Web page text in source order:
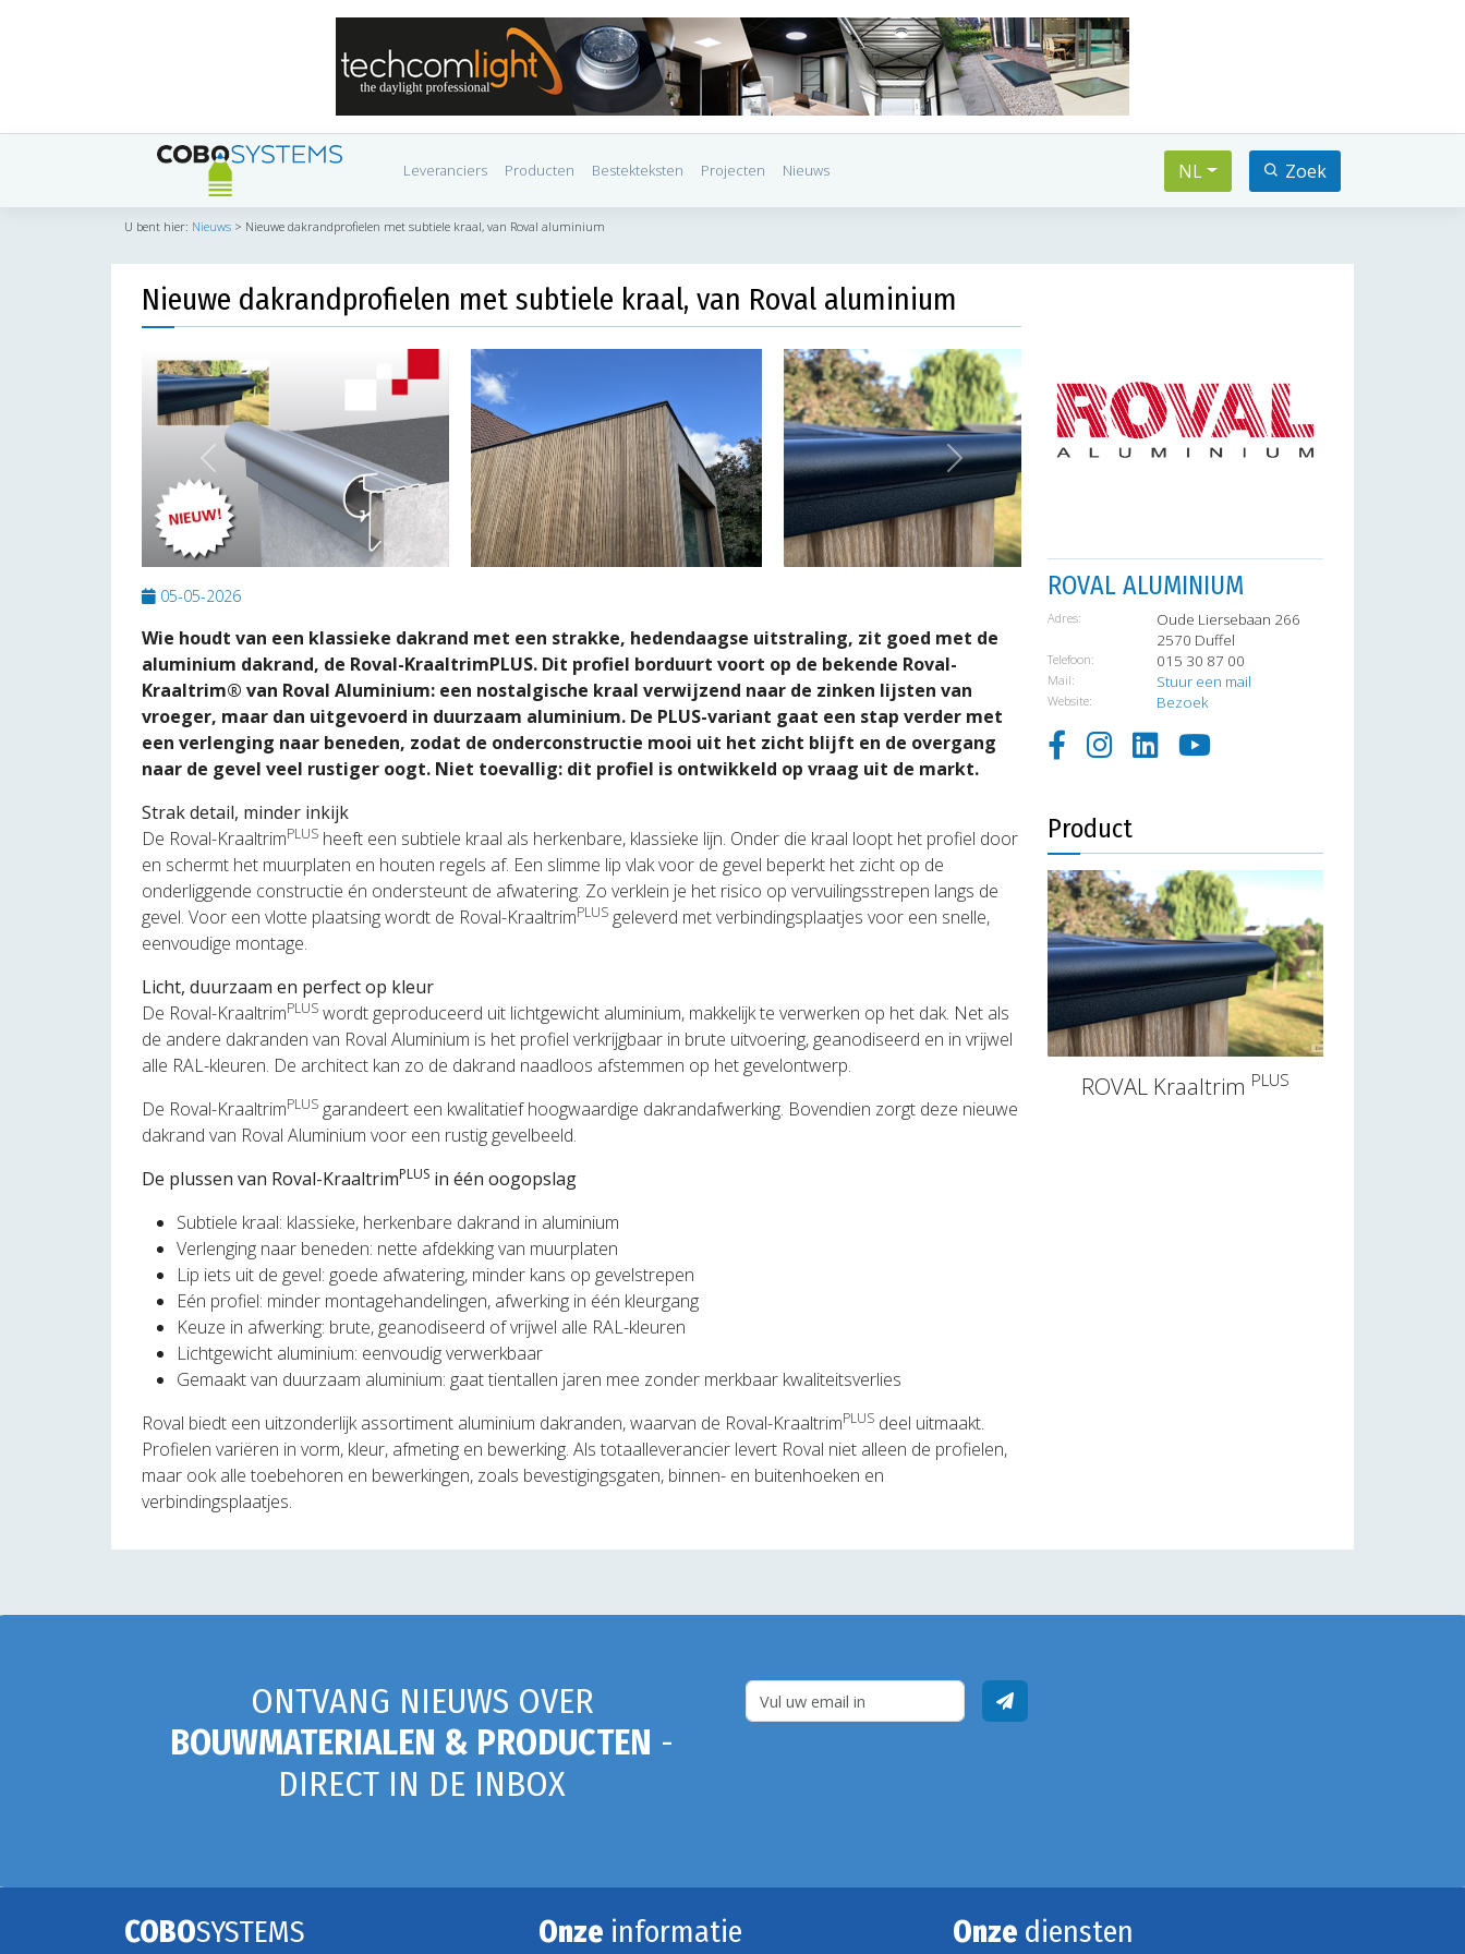
Leveranciers Producten Bestekteksten Projecten Nieuws NL Zoek
U bent hier: Nieuws > Nieuwe dakrandprofielen met subtiele kraal, van Roval aluminium
Nieuwe dakrandprofielen met subtiele kraal, van Roval aluminium
Previous Next
05-05-2026
Wie houdt van een klassieke dakrand met een strakke, hedendaagse uitstraling, zit goed met de
aluminium dakrand, de Roval-KraaltrimPLUS. Dit profiel borduurt voort op de bekende Roval-
Kraaltrim® van Roval Aluminium: een nostalgische kraal verwijzend naar de zinken lijsten van
vroeger, maar dan uitgevoerd in duurzaam aluminium. De PLUS-variant gaat een stap verder met
een verlenging naar beneden, zodat de onderconstructie mooi uit het zicht blijft en de overgang
naar de gevel veel rustiger oogt. Niet toevallig: dit profiel is ontwikkeld op vraag uit de markt.
Strak detail, minder inkijk
De Roval-KraaltrimPLUS heeft een subtiele kraal als herkenbare, klassieke lijn. Onder die kraal loopt het profiel door
en schermt het muurplaten en houten regels af. Een slimme lip vlak voor de gevel beperkt het zicht op de
onderliggende constructie én ondersteunt de afwatering. Zo verklein je het risico op vervuilingsstrepen langs de
gevel. Voor een vlotte plaatsing wordt de Roval-KraaltrimPLUS geleverd met verbindingsplaatjes voor een snelle,
eenvoudige montage.
Licht, duurzaam en perfect op kleur
De Roval-KraaltrimPLUS wordt geproduceerd uit lichtgewicht aluminium, makkelijk te verwerken op het dak. Net als
de andere dakranden van Roval Aluminium is het profiel verkrijgbaar in brute uitvoering, geanodiseerd en in vrijwel
alle RAL-kleuren. De architect kan zo de dakrand naadloos afstemmen op het gevelontwerp.
De Roval-KraaltrimPLUS garandeert een kwalitatief hoogwaardige dakrandafwerking. Bovendien zorgt deze nieuwe
dakrand van Roval Aluminium voor een rustig gevelbeeld.
De plussen van Roval-KraaltrimPLUS in één oogopslag
Subtiele kraal: klassieke, herkenbare dakrand in aluminium
Verlenging naar beneden: nette afdekking van muurplaten
Lip iets uit de gevel: goede afwatering, minder kans op gevelstrepen
Eén profiel: minder montagehandelingen, afwerking in één kleurgang
Keuze in afwerking: brute, geanodiseerd of vrijwel alle RAL-kleuren
Lichtgewicht aluminium: eenvoudig verwerkbaar
Gemaakt van duurzaam aluminium: gaat tientallen jaren mee zonder merkbaar kwaliteitsverlies
Roval biedt een uitzonderlijk assortiment aluminium dakranden, waarvan de Roval-KraaltrimPLUS deel uitmaakt.
Profielen variëren in vorm, kleur, afmeting en bewerking. Als totaalleverancier levert Roval niet alleen de profielen,
maar ook alle toebehoren en bewerkingen, zoals bevestigingsgaten, binnen- en buitenhoeken en
verbindingsplaatjes.
ROVAL ALUMINIUM
Adres:
Oude Liersebaan 266
2570 Duffel
Telefoon: 015 30 87 00
Mail: Stuur een mail
Website: Bezoek
Product
ROVAL Kraaltrim PLUS
ONTVANG NIEUWS OVER
BOUWMATERIALEN & PRODUCTEN -
DIRECT IN DE INBOX
COBOSYSTEMS Onze informatie Onze diensten